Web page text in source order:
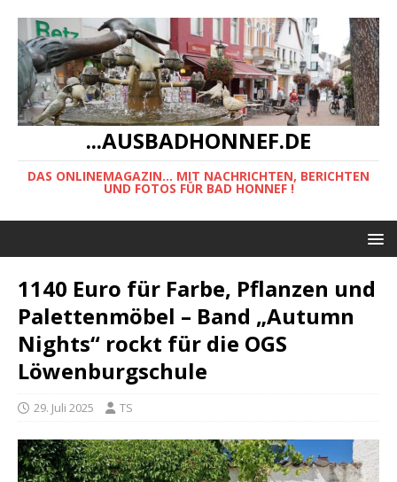
...AUSBADHONNEF.DE
DAS ONLINEMAGAZIN... MIT NACHRICHTEN, BERICHTEN
UND FOTOS FÜR BAD HONNEF !
1140 Euro für Farbe, Pflanzen und
Palettenmöbel – Band „Autumn
Nights“ rockt für die OGS
Löwenburgschule
29. Juli 2025 TS